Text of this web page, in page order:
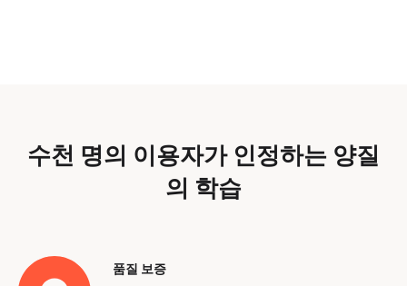
수천 명의 이용자가 인정하는 양질
의 학습
품질 보증